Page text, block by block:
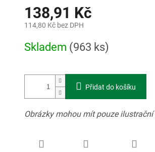
138,91 Kč
114,80 Kč bez DPH
cena:
Skladem (963 ks)
Přidat do košíku
Obrázky mohou mít pouze ilustrační